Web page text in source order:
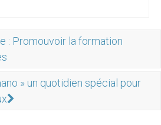
: Promouvoir la formation
» un quotidien spécial pour